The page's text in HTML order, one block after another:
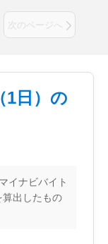
次のページへ
1日）の
イナビバイト
出したもの